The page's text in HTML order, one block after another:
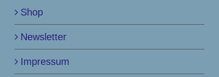
Shop
Newsletter
Impressum